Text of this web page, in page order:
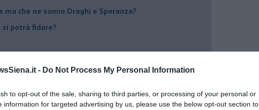
- Do Not Process My Personal Information
to opt-out of the sale, sharing to third parties, or processing of your personal or
information for targeted advertising by us, please use the below opt-out section to
ma che ne sanno Draghi e Speranza?
si potrà fidare?
IO ho la soluzione